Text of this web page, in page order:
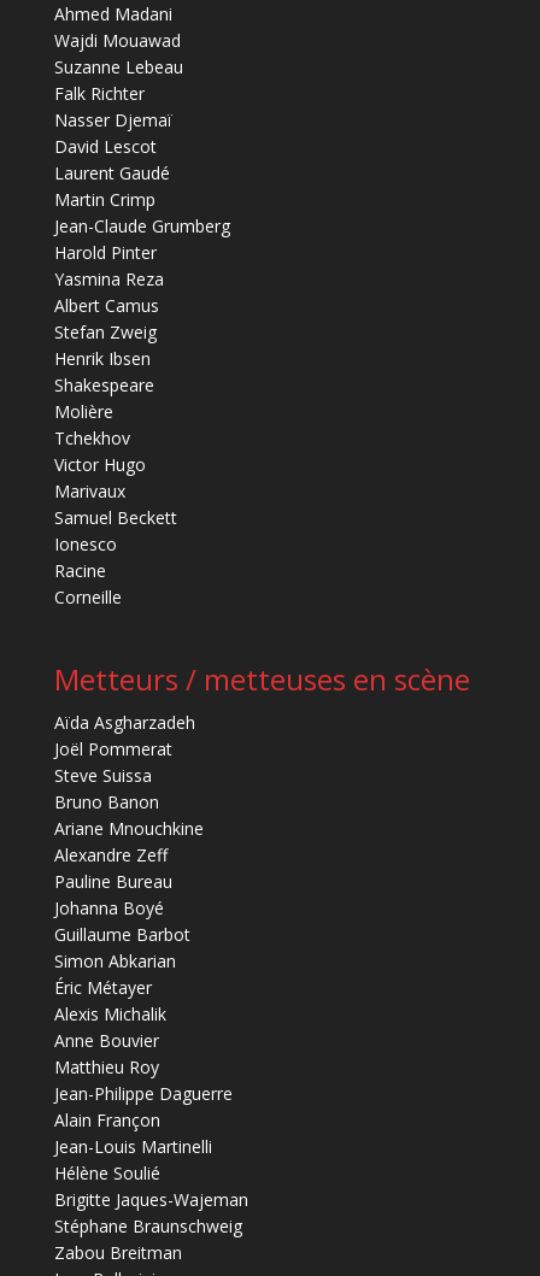
Ahmed Madani
Wajdi Mouawad
Suzanne Lebeau
Falk Richter
Nasser Djemaï
David Lescot
Laurent Gaudé
Martin Crimp
Jean-Claude Grumberg
Harold Pinter
Yasmina Reza
Albert Camus
Stefan Zweig
Henrik Ibsen
Shakespeare
Molière
Tchekhov
Victor Hugo
Marivaux
Samuel Beckett
Ionesco
Racine
Corneille
Metteurs / metteuses en scène
Aïda Asgharzadeh
Joël Pommerat
Steve Suissa
Bruno Banon
Ariane Mnouchkine
Alexandre Zeff
Pauline Bureau
Johanna Boyé
Guillaume Barbot
Simon Abkarian
Éric Métayer
Alexis Michalik
Anne Bouvier
Matthieu Roy
Jean-Philippe Daguerre
Alain Françon
Jean-Louis Martinelli
Hélène Soulié
Brigitte Jaques-Wajeman
Stéphane Braunschweig
Zabou Breitman